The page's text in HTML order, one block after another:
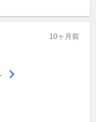
10ヶ月前